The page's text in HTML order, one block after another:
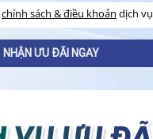
NHẬN ƯU ĐÃI NGAY
chính sách & điều khoản dịch vụ